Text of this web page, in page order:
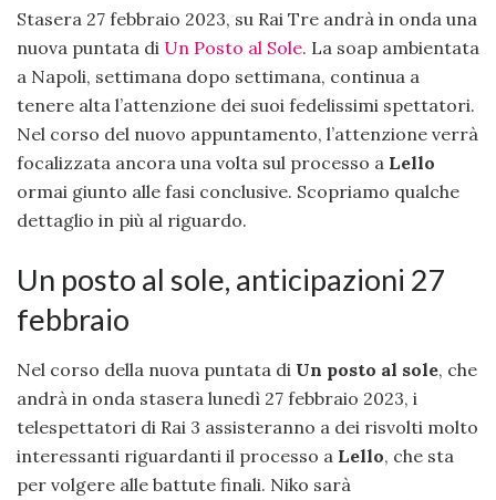
Stasera 27 febbraio 2023, su Rai Tre andrà in onda una
nuova puntata di Un Posto al Sole. La soap ambientata
a Napoli, settimana dopo settimana, continua a
tenere alta l’attenzione dei suoi fedelissimi spettatori.
Nel corso del nuovo appuntamento, l’attenzione verrà
focalizzata ancora una volta sul processo a Lello
ormai giunto alle fasi conclusive. Scopriamo qualche
dettaglio in più al riguardo.
Un posto al sole, anticipazioni 27
febbraio
Nel corso della nuova puntata di Un posto al sole, che
andrà in onda stasera lunedì 27 febbraio 2023, i
telespettatori di Rai 3 assisteranno a dei risvolti molto
interessanti riguardanti il processo a Lello, che sta
per volgere alle battute finali. Niko sarà